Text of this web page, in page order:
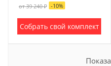
от 39 240 ₽ -10%
Собрать свой комплект